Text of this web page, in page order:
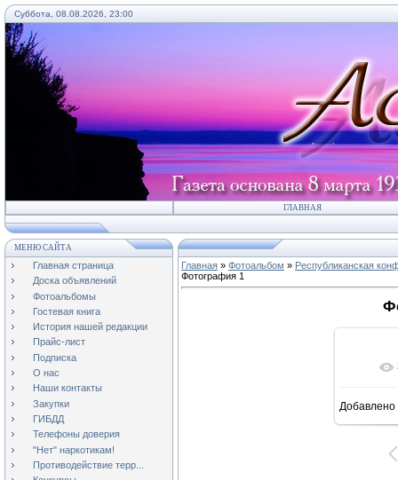
Суббота, 08.08.2026, 23:00
ГЛАВНАЯ
МЕНЮ САЙТА
Главная страница
Доска объявлений
Фотоальбомы
Гостевая книга
История нашей редакции
Прайс-лист
Подписка
О нас
Наши контакты
Закупки
ГИБДД
Телефоны доверия
"Нет" наркотикам!
Противодействие терр...
Главная » Фотоальбом » Республиканская
Фотография 1
Добавлено